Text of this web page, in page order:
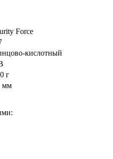
Force
кислотный
г
мм